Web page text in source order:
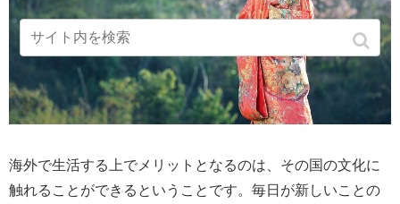
海外で生活する上でメリットとなるのは、その国の文化に
触れることができるということです。毎日が新しいことの